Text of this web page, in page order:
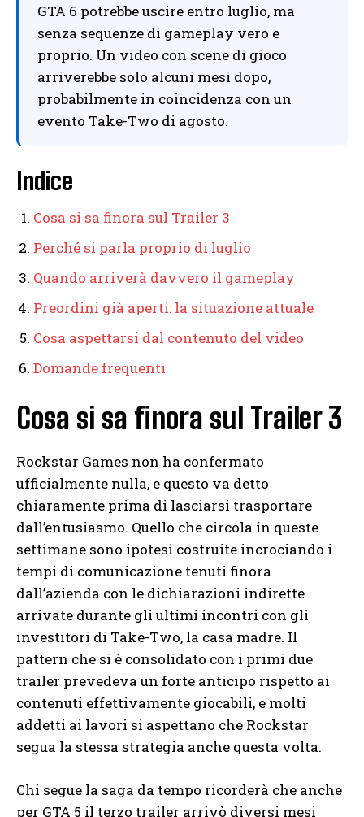
GTA 6 potrebbe uscire entro luglio, ma
senza sequenze di gameplay vero e
proprio. Un video con scene di gioco
arriverebbe solo alcuni mesi dopo,
probabilmente in coincidenza con un
evento Take-Two di agosto.
Indice
Cosa si sa finora sul Trailer 3
Perché si parla proprio di luglio
Quando arriverà davvero il gameplay
Preordini già aperti: la situazione attuale
Cosa aspettarsi dal contenuto del video
Domande frequenti
Cosa si sa finora sul Trailer 3
Rockstar Games non ha confermato
ufficialmente nulla, e questo va detto
chiaramente prima di lasciarsi trasportare
dall’entusiasmo. Quello che circola in queste
settimane sono ipotesi costruite incrociando i
tempi di comunicazione tenuti finora
dall’azienda con le dichiarazioni indirette
arrivate durante gli ultimi incontri con gli
investitori di Take-Two, la casa madre. Il
pattern che si è consolidato con i primi due
trailer prevedeva un forte anticipo rispetto ai
contenuti effettivamente giocabili, e molti
addetti ai lavori si aspettano che Rockstar
segua la stessa strategia anche questa volta.
Chi segue la saga da tempo ricorderà che anche
per GTA 5 il terzo trailer arrivò diversi mesi